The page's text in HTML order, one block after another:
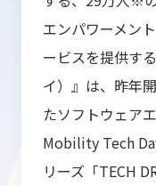
エンパワーメン
ービスを提供す
イ）』は、昨年
たソフトウェア
Mobility Tech
リーズ「TECH